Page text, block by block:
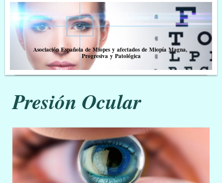
Asociación Española de Miopes y afectados de Miopía Magna,
Progresiva y Patológica
Presión Ocular